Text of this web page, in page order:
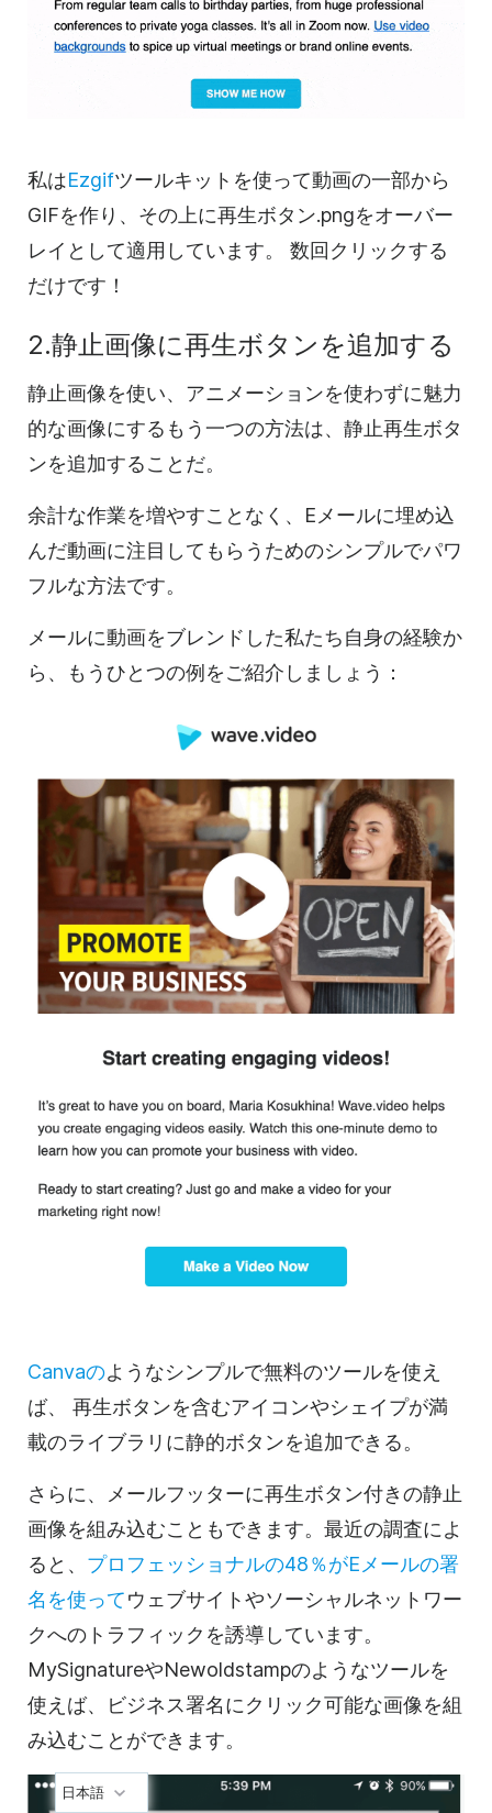
私はEzgifツールキットを使って動画の一部から
GIFを作り、その上に再生ボタン.pngをオーバー
レイとして適用しています。
数回クリックする
だけです！
2.静止画像に再生ボタンを追加する
静止画像を使い、アニメーションを使わずに魅力
的な画像にするもう一つの方法は、静止再生ボタ
ンを追加することだ。
余計な作業を増やすことなく、Eメールに埋め込
んだ動画に注目してもらうためのシンプルでパワ
フルな方法です。
メールに動画をブレンドした私たち自身の経験か
ら、もうひとつの例をご紹介しましょう ：
Canvaのようなシンプルで無料のツールを使え
ば、 再生ボタンを含むアイコンやシェイプが満
載のライブラリに静的ボタンを追加できる。
さらに、メールフッターに再生ボタン付きの静止
画像を組み込むこともできます。最近の調査によ
ると、 プロフェッショナルの48％がEメールの署
名を使ってウェブサイトやソーシャルネットワー
クへのトラフィックを誘導しています。
MySignatureやNewoldstampのようなツールを
使えば、ビジネス署名にクリック可能な画像を組
み込むことができます。
日本語